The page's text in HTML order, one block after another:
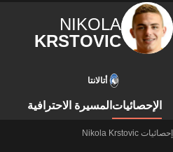
NIKOLA
KRSTOVIC
أتالانتا
الإحصائيات المسيرة الاحترافية
إحصائيات Nikola Krstovic